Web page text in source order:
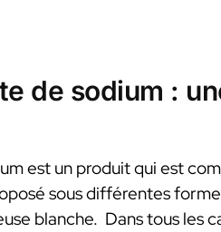
de sodium :
est un produit qui est
sous différentes
blanche. Dans tous les